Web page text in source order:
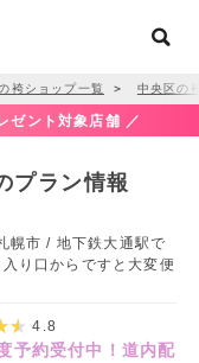
袴ショップ一覧 ＞ 中央区の
ゼント対象店舗 ／
プラン情報
幌市 / 地下鉄大通駅で
り口からですと大変便
4.8
予約受付中！道内配